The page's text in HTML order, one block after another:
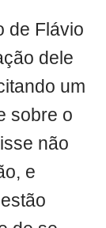
de Flávio
dele
um
sobre o
não
e